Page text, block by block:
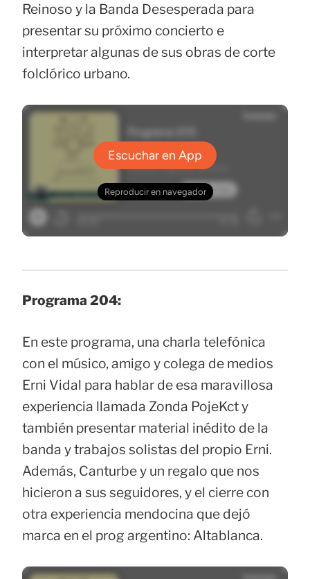
Reinoso y la Banda Desesperada para
presentar su próximo concierto e
interpretar algunas de sus obras de corte
folclórico urbano.
Programa 204:
En este programa, una charla telefónica
con el músico, amigo y colega de medios
Erni Vidal para hablar de esa maravillosa
experiencia llamada Zonda PojeKct y
también presentar material inédito de la
banda y trabajos solistas del propio Erni.
Además, Canturbe y un regalo que nos
hicieron a sus seguidores, y el cierre con
otra experiencia mendocina que dejó
marca en el prog argentino: Altablanca.